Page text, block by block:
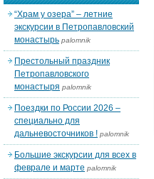
“Храм у озера” – летние
экскурсии в Петропавловский
монастырь palomnik
Престольный праздник
Петропавловского
монастыря palomnik
Поездки по России 2026 –
специально для
дальневосточников ! palomnik
Большие экскурсии для всех в
феврале и марте palomnik